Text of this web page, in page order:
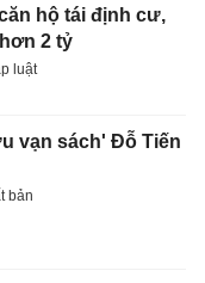
hộ tái định cư,
2 tỷ
luật
vạn sách' Đỗ Tiến
bản